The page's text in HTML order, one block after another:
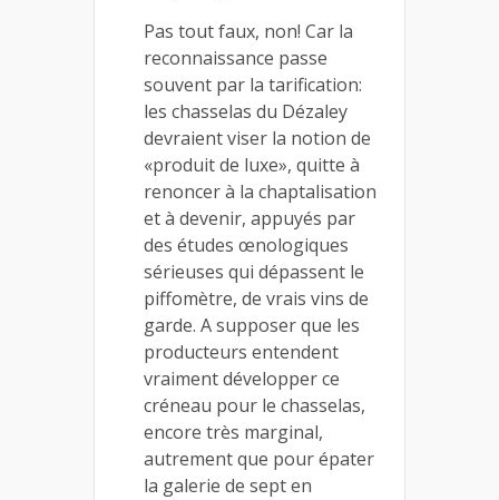
Pas tout faux, non! Car la
reconnaissance passe
souvent par la tarification:
les chasselas du Dézaley
devraient viser la notion de
«produit de luxe», quitte à
renoncer à la chaptalisation
et à devenir, appuyés par
des études œnologiques
sérieuses qui dépassent le
piffomètre, de vrais vins de
garde. A supposer que les
producteurs entendent
vraiment développer ce
créneau pour le chasselas,
encore très marginal,
autrement que pour épater
la galerie de sept en